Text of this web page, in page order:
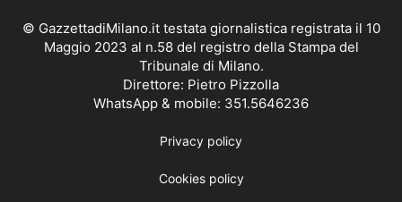
© GazzettadiMilano.it testata giornalistica registrata il 10
Maggio 2023 al n.58 del registro della Stampa del
Tribunale di Milano.
Direttore: Pietro Pizzolla
WhatsApp & mobile: 351.5646236
Privacy policy
Cookies policy